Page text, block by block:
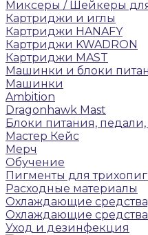
Микcеры / Шейкеры
Картриджи и иглы
Картриджи HANAFY
Картриджи KWADRON
Картриджи MAST
Машинки и блоки
Машинки
Ambition
Dragonhawk Mast
Блоки питания,
Мастер Кейс
Мерч
Обучение
Пигменты для
Расходные материалы
Охлаждающие
Охлаждающие средства
Уход и дезинфекция